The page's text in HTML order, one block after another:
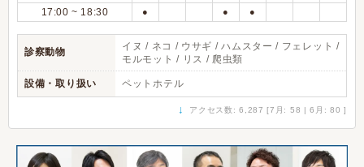
17:00 ~ 18:30 ● ● ●
診察動物
イヌ / ネコ / ウサギ / ハムスター / フェレット /
モルモット / リス / 爬虫類
設備・取り扱い ペットホテル
↓ アクセス数: 6,287 [7月: 58 | 6月: 80 ]